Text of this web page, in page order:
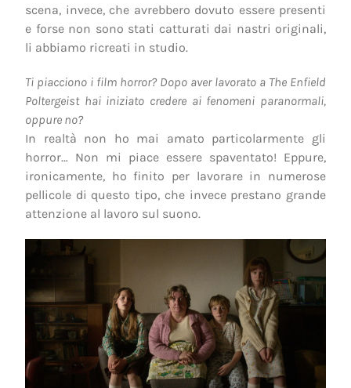
scena, invece, che avrebbero dovuto essere presenti
e forse non sono stati catturati dai nastri originali,
li abbiamo ricreati in studio.
Ti piacciono i film horror? Dopo aver lavorato a The Enfield
Poltergeist hai iniziato credere ai fenomeni paranormali,
oppure no?
In realtà non ho mai amato particolarmente gli
horror… Non mi piace essere spaventato! Eppure,
ironicamente, ho finito per lavorare in numerose
pellicole di questo tipo, che invece prestano grande
attenzione al lavoro sul suono.